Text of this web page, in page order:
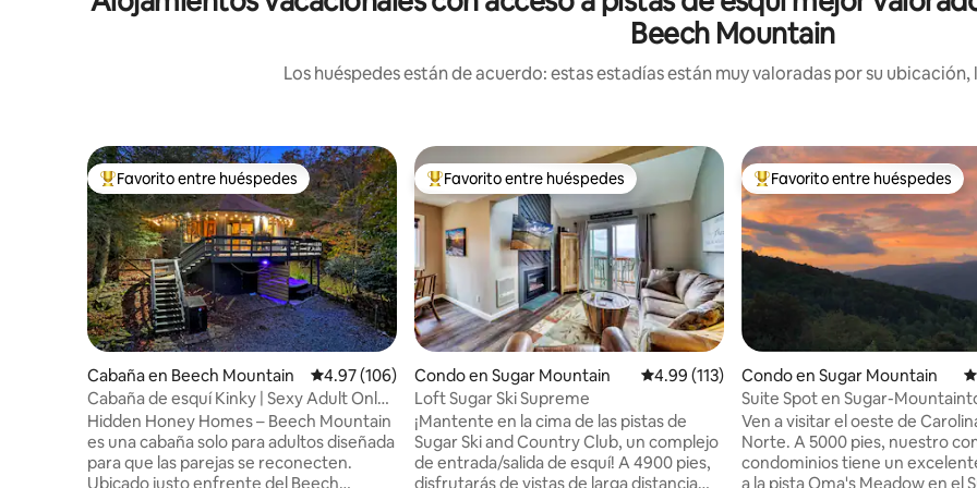
Beech Mountain
Los huéspedes están de acuerdo: estas estadías están muy valoradas por su
Favorito entre huéspedes preferido
Favorito entre huéspedes
Cabaña en Beech Mountain Calificación promedio: 4.97 de 5, 106 reseñas
4.97 (106)
Cabaña de esquí Kinky | Sexy Adult Only |
BDSM Themed
Hidden Honey Homes – Beech Mountain
es una cabaña solo para adultos diseñada
para que las parejas se reconecten.
Ubicado justo enfrente del Beech
Favorito entre huéspedes preferido
Favorito entre huéspedes
Condo en Sugar Mountain Calificación promedio: 4.99 de 5, 113 reseñas
4.99 (113)
Loft Sugar Ski Supreme
¡Mantente en la cima de las pistas de
Sugar Ski and Country Club, un complejo
de entrada/salida de esquí! A 4900 pies,
disfrutarás de vistas de larga distancia
Favorito entre huéspedes
Favorito entre huéspedes
Condo en Sugar Mountain
Suite Spot en Sugar-
Breezes.
Ven a visitar el oeste de
Norte. A 5000 pies, nuestro
condominios tiene un
a la pista Oma's Meadow en el